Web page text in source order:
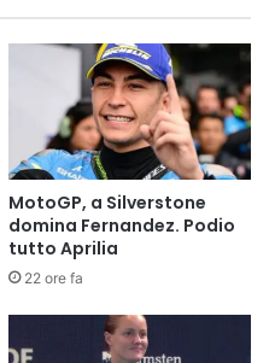
MotoGP, a Silverstone
domina Fernandez. Podio
tutto Aprilia
22 ore fa